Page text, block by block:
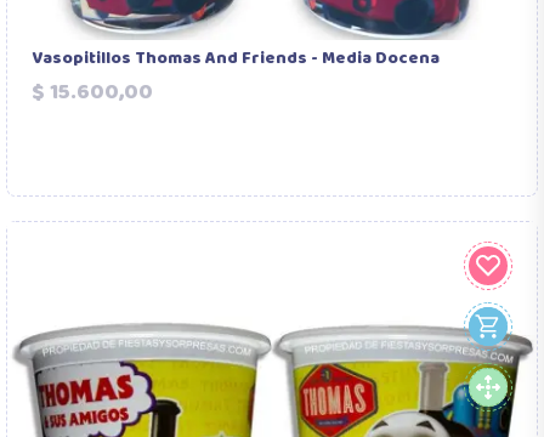
Vasopitillos Thomas And Friends - Media Docena
$ 15.600,00